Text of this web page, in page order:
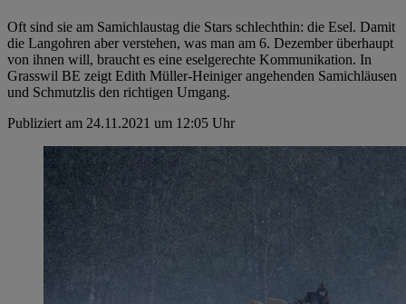
Oft sind sie am Samichlaustag die Stars schlechthin: die Esel. Damit
die Langohren aber verstehen, was man am 6. Dezember überhaupt
von ihnen will, braucht es eine eselgerechte Kommunikation. In
Grasswil BE zeigt Edith Müller-Heiniger angehenden Samichläusen
und Schmutzlis den richtigen Umgang.
Publiziert am 24.11.2021 um 12:05 Uhr